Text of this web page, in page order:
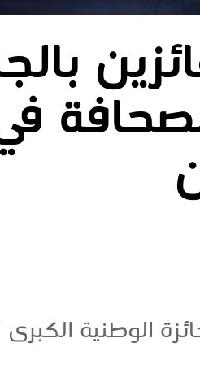
الوطنية